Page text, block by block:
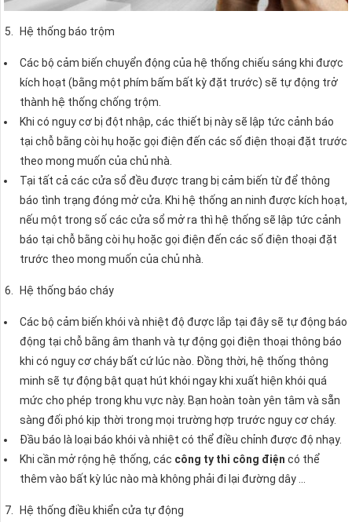
Hệ thống báo trộm
Các bộ cảm biến chuyển động của hệ thống chiếu sáng khi được
kích hoạt (bằng một phím bấm bất kỳ đặt trước) sẽ tự động trở
thành hệ thống chống trộm.
Khi có nguy cơ bị đột nhập, các thiết bị này sẽ lập tức cảnh báo
tại chỗ bằng còi hụ hoặc gọi điện đến các số điện thoại đặt trước
theo mong muốn của chủ nhà.
Tại tất cả các cửa sổ đều được trang bị cảm biến từ để thông
báo tình trạng đóng mở cửa. Khi hệ thống an ninh được kích hoạt,
nếu một trong số các cửa sổ mở ra thì hệ thống sẽ lập tức cảnh
báo tại chỗ bằng còi hụ hoặc gọi điện đến các số điện thoại đặt
trước theo mong muốn của chủ nhà.
Hệ thống báo cháy
Các bộ cảm biến khói và nhiệt độ được lắp tại đây sẽ tự động báo
động tại chỗ bằng âm thanh và tự động gọi điện thoại thông báo
khi có nguy cơ cháy bất cứ lúc nào. Đồng thời, hệ thống thông
minh sẽ tự động bật quạt hút khói ngay khi xuất hiện khói quá
mức cho phép trong khu vực này. Bạn hoàn toàn yên tâm và sẵn
sàng đối phó kịp thời trong mọi trường hợp trước nguy cơ cháy.
Đầu báo là loại báo khói và nhiệt có thể điều chỉnh được độ nhạy.
Khi cần mở rộng hệ thống, các công ty thi công điện có thể
thêm vào bất kỳ lúc nào mà không phải đi lại đường dây …
Hệ thống điều khiển cửa tự động